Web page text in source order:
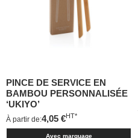
PINCE DE SERVICE EN
BAMBOU PERSONNALISÉE
‘UKIYO’
À partir de:4,05 €HT*
Avec marquage